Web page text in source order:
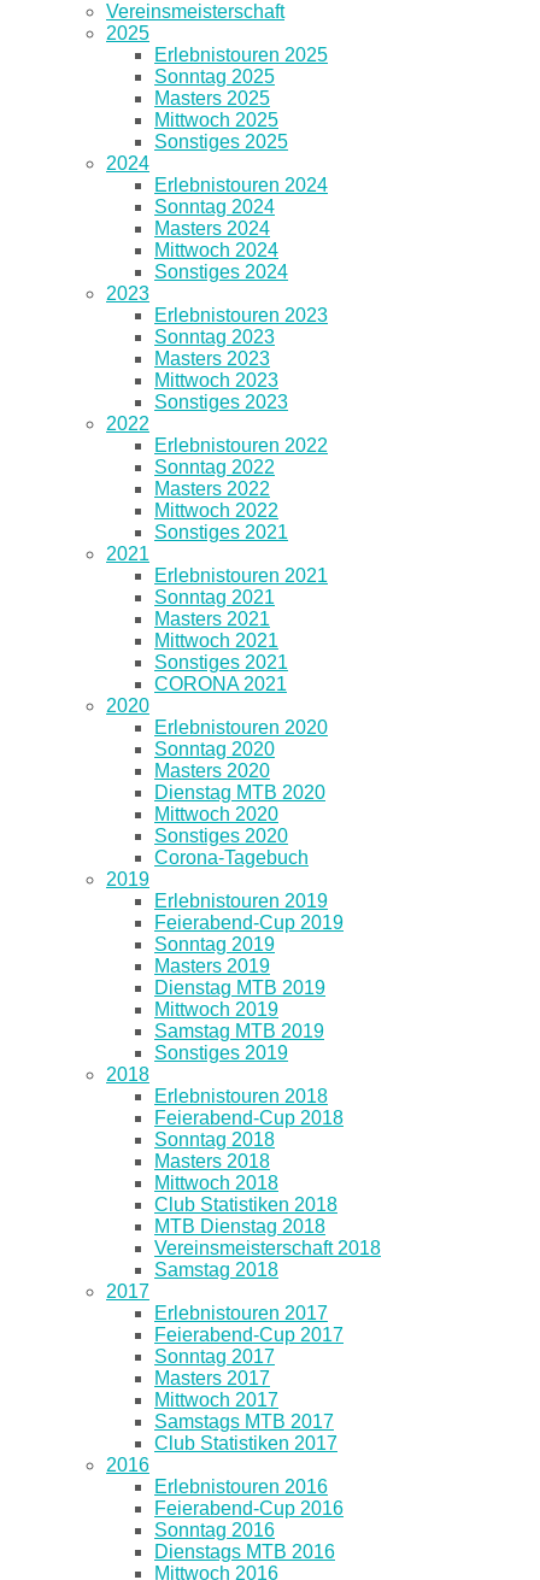
Vereinsmeisterschaft
2025
Erlebnistouren 2025
Sonntag 2025
Masters 2025
Mittwoch 2025
Sonstiges 2025
2024
Erlebnistouren 2024
Sonntag 2024
Masters 2024
Mittwoch 2024
Sonstiges 2024
2023
Erlebnistouren 2023
Sonntag 2023
Masters 2023
Mittwoch 2023
Sonstiges 2023
2022
Erlebnistouren 2022
Sonntag 2022
Masters 2022
Mittwoch 2022
Sonstiges 2021
2021
Erlebnistouren 2021
Sonntag 2021
Masters 2021
Mittwoch 2021
Sonstiges 2021
CORONA 2021
2020
Erlebnistouren 2020
Sonntag 2020
Masters 2020
Dienstag MTB 2020
Mittwoch 2020
Sonstiges 2020
Corona-Tagebuch
2019
Erlebnistouren 2019
Feierabend-Cup 2019
Sonntag 2019
Masters 2019
Dienstag MTB 2019
Mittwoch 2019
Samstag MTB 2019
Sonstiges 2019
2018
Erlebnistouren 2018
Feierabend-Cup 2018
Sonntag 2018
Masters 2018
Mittwoch 2018
Club Statistiken 2018
MTB Dienstag 2018
Vereinsmeisterschaft 2018
Samstag 2018
2017
Erlebnistouren 2017
Feierabend-Cup 2017
Sonntag 2017
Masters 2017
Mittwoch 2017
Samstags MTB 2017
Club Statistiken 2017
2016
Erlebnistouren 2016
Feierabend-Cup 2016
Sonntag 2016
Dienstags MTB 2016
Mittwoch 2016